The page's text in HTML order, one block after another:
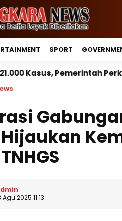
SPORT
Perkuat Peran Kepala
Agu 2025 11:13